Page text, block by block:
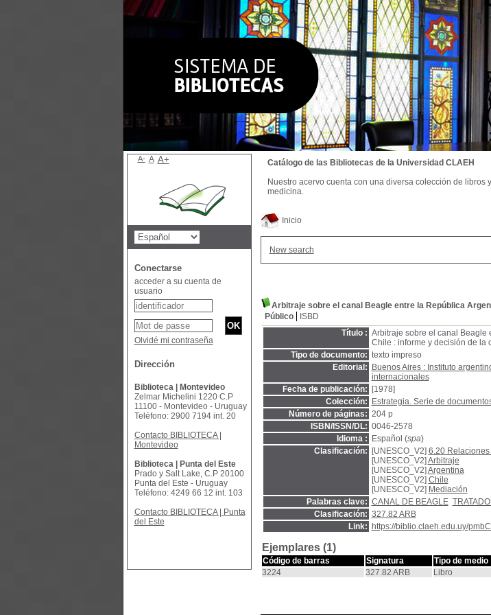
Inicio
New search
Arbitraje sobre el canal Beagle entre la República
Público
ISBD
Título : Arbitraje sobre el canal Beagle
Chile : informe y decisión de la
Tipo de documento: texto impreso
Editorial:
Buenos Aires : Instituto
internacionales
Fecha de publicación:
[1978]
Colección:
Estrategia. Serie de
Número de páginas: 204 p
ISBN/ISSN/DL: 0046-2578
Idioma :
Español (spa)
Clasificación:
[UNESCO_V2] 6.20
[UNESCO_V2] Arbitraje
[UNESCO_V2] Argentina
[UNESCO_V2] Chile
[UNESCO_V2] Mediación
Palabras clave: CANAL DE BEAGLE
Clasificación: 327.82 ARB
Link:
https://biblio.claeh.edu.uy/
Ejemplares (1)
Código de barras Signatura Tipo de medio
3224
327.82 ARB Libro
Catálogo de las Bibliotecas de la Universidad CLAEH
Nuestro acervo cuenta con una diversa colección de
medicina.
A- A A+
Conectarse
acceder a su cuenta de
usuario
Olvidé mi contraseña
Dirección
Biblioteca | Montevideo
Zelmar Michelini 1220 C.P
11100 - Montevideo - Uruguay
Teléfono: 2900 7194 int. 20
Contacto BIBLIOTECA |
Montevideo
Biblioteca | Punta del Este
Prado y Salt Lake, C.P 20100
Punta del Este - Uruguay
Teléfono: 4249 66 12 int. 103
Contacto BIBLIOTECA | Punta
del Este